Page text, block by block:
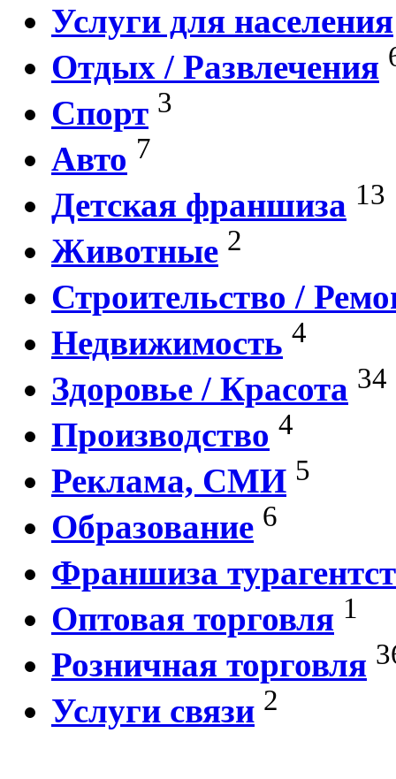
Услуги для населения
Отдых / Развлечения
Спорт 3
Авто 7
Детская франшиза 13
Животные 2
Строительство /
Недвижимость 4
Здоровье / Красота 34
Производство 4
Реклама, СМИ 5
Образование 6
Франшиза
Оптовая торговля 1
Розничная торговля
Услуги связи 2